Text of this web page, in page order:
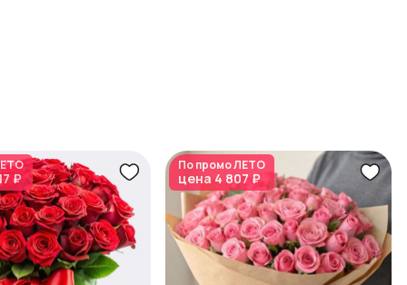
₽
По промоЛЕТО
цена 4 807 ₽